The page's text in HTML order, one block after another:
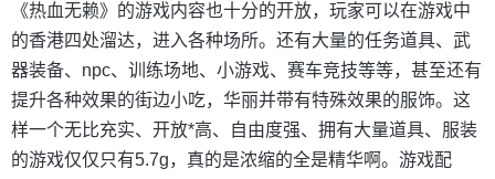
《热血无赖》的游戏内容也十分的开放，玩家可以在游戏中
的香港四处溜达，进入各种场所。还有大量的任务道具、武
器装备、npc、训练场地、小游戏、赛车竞技等等，甚至还有
提升各种效果的街边小吃，华丽并带有特殊效果的服饰。这
样一个无比充实、开放*高、自由度强、拥有大量道具、服装
的游戏仅仅只有5.7g，真的是浓缩的全是精华啊。游戏配